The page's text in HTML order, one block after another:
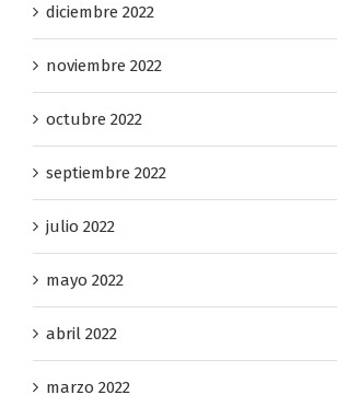
diciembre 2022
noviembre 2022
octubre 2022
septiembre 2022
julio 2022
mayo 2022
abril 2022